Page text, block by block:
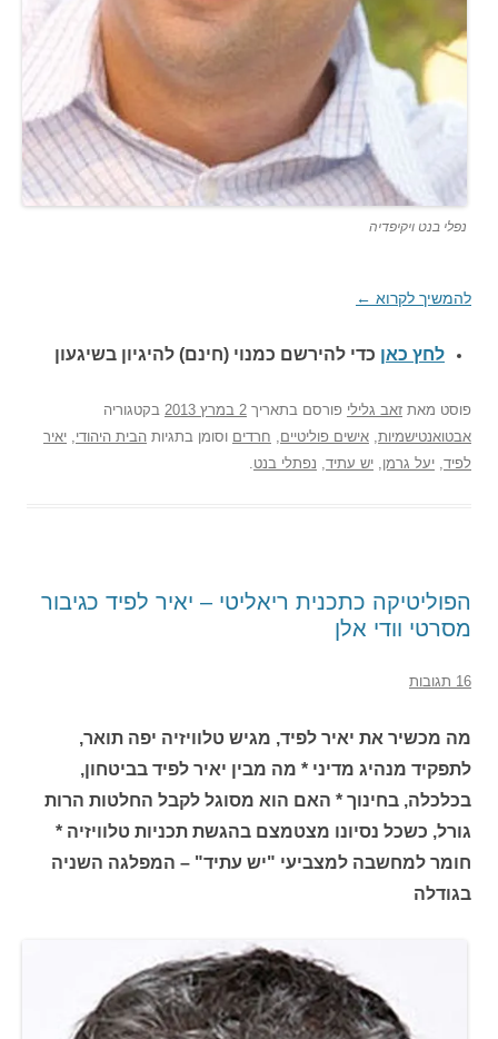
נפלי בנט ויקיפדיה
להמשיך לקרוא ←
לחץ כאן כדי להירשם כמנוי (חינם) להיגיון בשיגעון
פוסט מאת זאב גלילי פורסם בתאריך 2 במרץ 2013
בקטגוריה
אבטואנטישמיות, אישים פוליטיים, חרדים וסומן בתגיות הבית היהודי, יאיר
לפיד, יעל גרמן, יש עתיד, נפתלי בנט.
הפוליטיקה כתכנית ריאליטי – יאיר לפיד כגיבור
מסרטי וודי אלן
16 תגובות
מה מכשיר את יאיר לפיד, מגיש טלוויזיה יפה תואר,
לתפקיד מנהיג מדיני * מה מבין יאיר לפיד בביטחון,
בכלכלה, בחינוך * האם הוא מסוגל לקבל החלטות הרות
גורל, כשכל נסיונו מצטמצם בהגשת תכניות טלוויזיה *
חומר למחשבה למצביעי "יש עתיד" – המפלגה השניה
בגודלה